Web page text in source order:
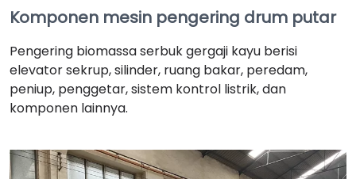
Komponen mesin pengering drum putar
Pengering biomassa serbuk gergaji kayu berisi
elevator sekrup, silinder, ruang bakar, peredam,
peniup, penggetar, sistem kontrol listrik, dan
komponen lainnya.